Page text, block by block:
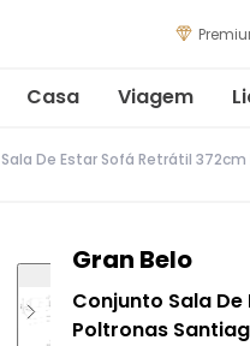
Casa Viagem
De Estar Sofá Retrátil
Gran Belo
Conjunto Sala De
Poltronas